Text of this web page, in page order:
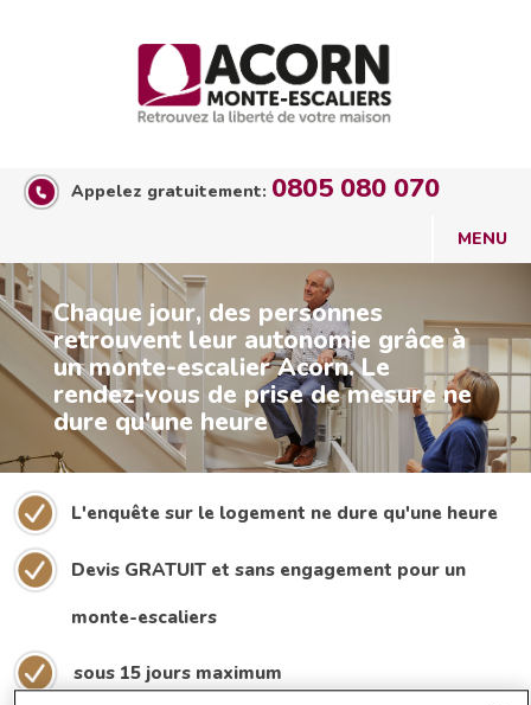
Appelez gratuitement: 0805 080 070
Chaque jour, des personnes
retrouvent leur autonomie grâce à
un monte-escalier Acorn. Le
rendez-vous de prise de mesure ne
dure qu'une heure
L'enquête sur le logement ne dure qu'une heure
Devis GRATUIT et sans engagement pour un
monte-escaliers
sous 15 jours maximum